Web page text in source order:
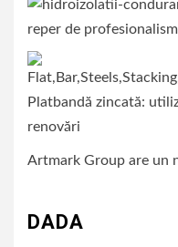
reper de
Platbandă zincată:
renovări
Artmark Group are un
DADA